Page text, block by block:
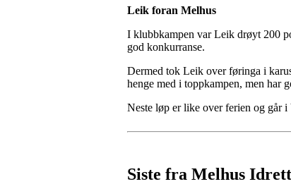
Leik foran Melhus
I klubbkampen var Leik drøyt 200
god konkurranse.
Dermed tok Leik over føringa i
henge med i toppkampen, men har
Neste løp er like over ferien og går
Siste fra Melhus